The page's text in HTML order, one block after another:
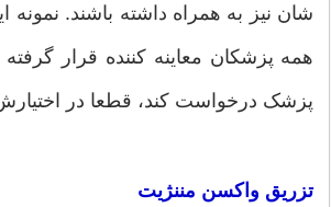
شان نیز به همراه داشته باشند. نمونه
همه پزشکان معاینه کننده قرار
پزشک درخواست کند، قطعا در
تزریق واکسن مننژیت